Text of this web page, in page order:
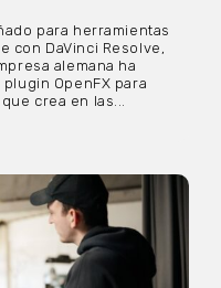
para herramientas
con DaVinci Resolve,
alemana ha
OpenFX para
crea en las...